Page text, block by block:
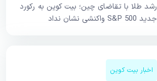
رشد طلا با تقاضای چین؛ بیت کوین به رکورد
جدید S&P 500 واکنشی نشان نداد
اخبار بیت کوین